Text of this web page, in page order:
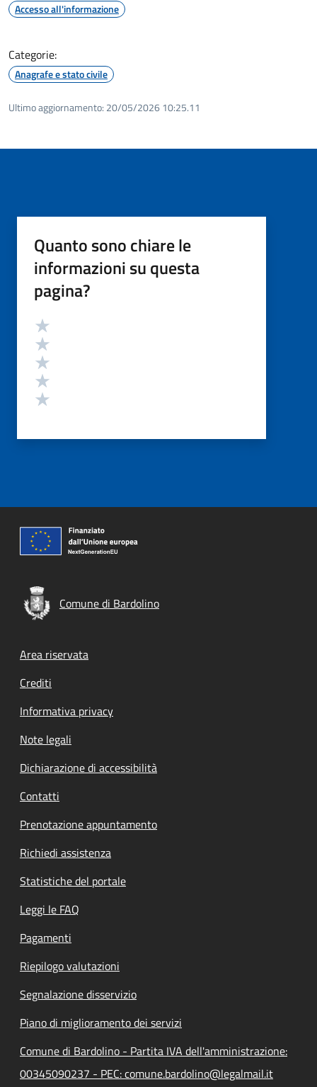
Accesso all'informazione
Categorie:
Anagrafe e stato civile
Ultimo aggiornamento: 20/05/2026 10:25.11
Quanto sono chiare le
informazioni su questa
pagina?
Valutazione
Comune di Bardolino
Footer menu
Area riservata
Crediti
Informativa privacy
Note legali
Dichiarazione di accessibilità
Contatti
Prenotazione appuntamento
Richiedi assistenza
Statistiche del portale
Leggi le FAQ
Pagamenti
Riepilogo valutazioni
Segnalazione disservizio
Piano di miglioramento dei servizi
Comune di Bardolino - Partita IVA dell'amministrazione:
00345090237 - PEC: comune.bardolino@legalmail.it